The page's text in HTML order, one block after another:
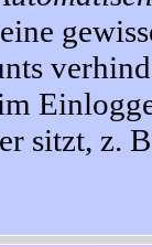
sitzt, z.